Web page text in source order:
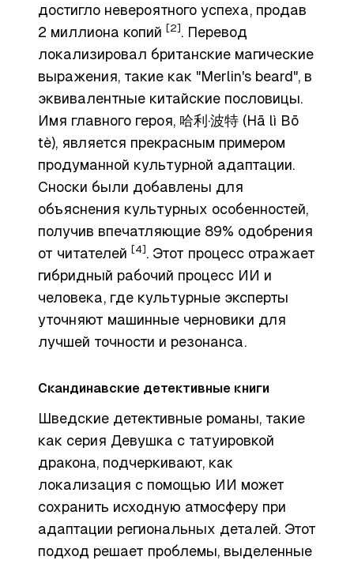
достигло невероятного успеха, продав
2 миллиона копий [2] . Перевод
локализировал британские магические
выражения, такие как "Merlin's beard", в
эквивалентные китайские пословицы.
Имя главного героя, 哈利·波特 (Hā lì Bō
tè), является прекрасным примером
продуманной культурной адаптации.
Сноски были добавлены для
объяснения культурных особенностей,
получив впечатляющие 89% одобрения
от читателей [4] . Этот процесс отражает
гибридный рабочий процесс ИИ и
человека, где культурные эксперты
уточняют машинные черновики для
лучшей точности и резонанса.
Скандинавские детективные книги
Шведские детективные романы, такие
как серия Девушка с татуировкой
дракона, подчеркивают, как
локализация с помощью ИИ может
сохранить исходную атмосферу при
адаптации региональных деталей. Этот
подход решает проблемы, выделенные